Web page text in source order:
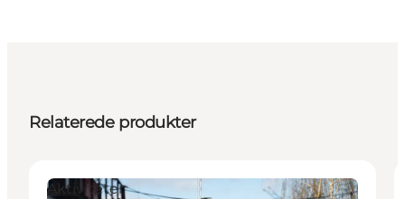
Relaterede produkter
Aktiviteter